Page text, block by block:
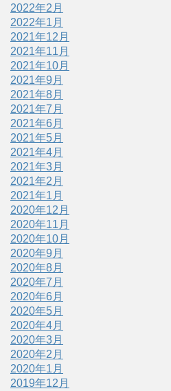
2022年2月
2022年1月
2021年12月
2021年11月
2021年10月
2021年9月
2021年8月
2021年7月
2021年6月
2021年5月
2021年4月
2021年3月
2021年2月
2021年1月
2020年12月
2020年11月
2020年10月
2020年9月
2020年8月
2020年7月
2020年6月
2020年5月
2020年4月
2020年3月
2020年2月
2020年1月
2019年12月